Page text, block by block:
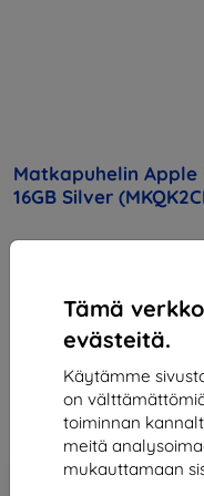
Tämä
evästeitä.
Käytämme
on
toiminnan
meitä
mukauttamaan
Matkapuhelin Apple
16GB Silver
562,90 €
506,61 €
-10%
Alennus